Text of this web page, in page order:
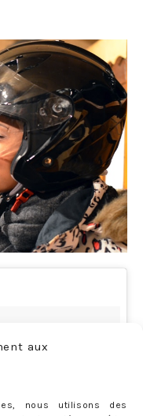
aux
nous utilisons des